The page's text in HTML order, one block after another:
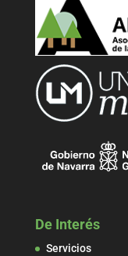
De Interés
Servicios